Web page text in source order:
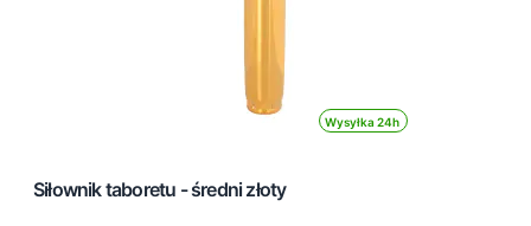
Wysyłka 24h
Siłownik taboretu - średni złoty